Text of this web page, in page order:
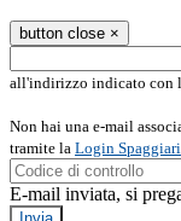
button close ×
all'indirizzo indicato con
Non hai una e-mail
tramite la Login Spaggiari
E-mail inviata, si